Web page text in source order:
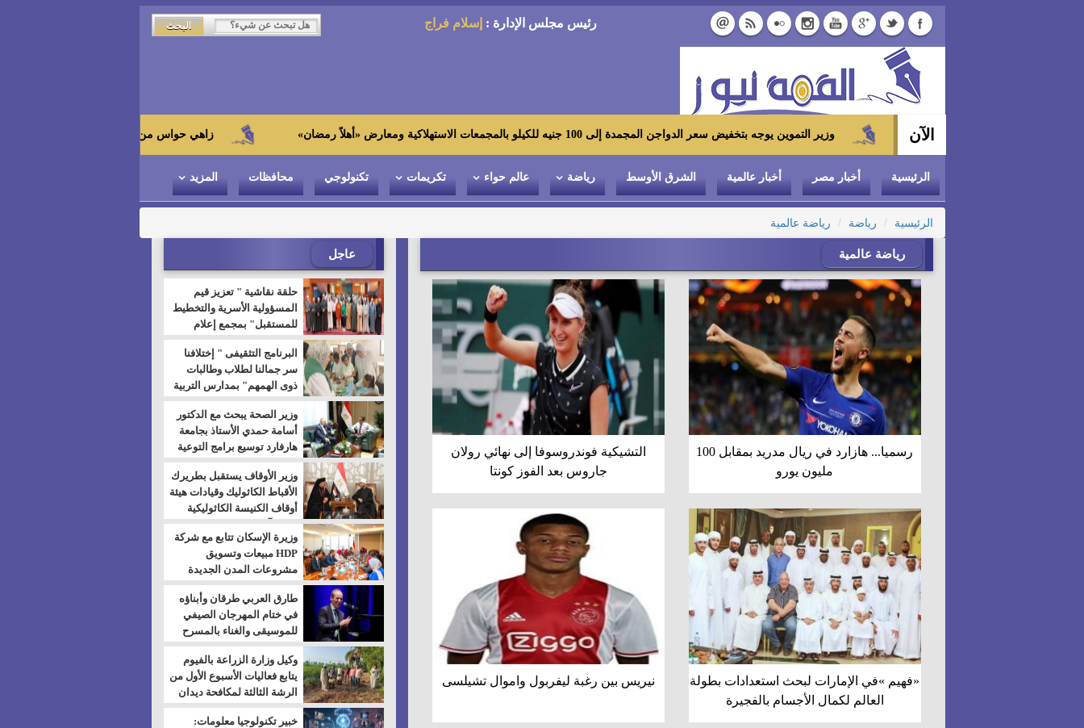
رئيس مجلس الإدارة : إسلام فراج
الآن زاهي حواس من الجامعة اليابانية : "توت عنخ آمون" هو وزير التموين يوجه بتخفيض سعر الدواجن المجمدة إلى 100 جنيه للكيلو بالمجمعات الاستهلاكية ومعارض «أهلاً رمضان»
الرئيسية أخبار مصر أخبار عالمية الشرق الأوسط رياضة عالم حواء تكريمات تكنولوجي محافظات المزيد
الرئيسية رياضة رياضة عالمية
رياضة عالمية
رسميا... هازارد في ريال مدريد بمقابل 100
مليون يورو
التشيكية فوندروسوفا إلى نهائي رولان
جاروس بعد الفوز كونتا
«فهيم »في الإمارات لبحث استعدادات بطولة
العالم لكمال الأجسام بالفجيرة
نيريس بين رغبة ليفربول واموال تشيلسى
عاجل
حلقة نقاشية " تعزيز قيم
المسؤولية الأسرية والتخطيط
للمستقبل" بمجمع إعلام
السويس
البرنامج التثقيفى " إختلافنا
سر جمالنا لطلاب وطالبات
ذوى الهمهم" بمدارس التربية
الخاصة بالسويس
وزير الصحة يبحث مع الدكتور
أسامة حمدي الأستاذ بجامعة
هارفارد توسيع برامج التوعية
بمرض السكري
وزير الأوقاف يستقبل بطريرك
الأقباط الكاثوليك وقيادات هيئة
أوقاف الكنيسة الكاثوليكية
لبحث آفاق التعاون المشترك
وزيرة الإسكان تتابع مع شركة
HDP مبيعات وتسويق
مشروعات المدن الجديدة
طارق العربي طرقان وأبناؤه
في ختام المهرجان الصيفي
للموسيقى والغناء بالمسرح
المكشوف
وكيل وزارة الزراعة بالفيوم
يتابع فعاليات الأسبوع الأول من
الرشة الثالثة لمكافحة ديدان
اللوز للقطن
خبير تكنولوجيا معلومات: